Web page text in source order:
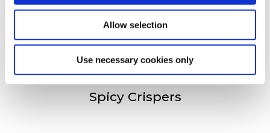
Allow selection
Use necessary cookies only
Crispers
Spicy Crispers